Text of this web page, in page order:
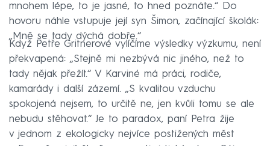
mnohem lépe, to je jasné, to hned poznáte.“ Do
hovoru náhle vstupuje její syn Šimon, začínající školák:
„Mně se tady dýchá dobře.“
Když Petře Gritnerové vylíčíme výsledky výzkumu, není
překvapená: „Stejně mi nezbývá nic jiného, než to
tady nějak přežít.“ V Karviné má práci, rodiče,
kamarády i další zázemí. „S kvalitou vzduchu
spokojená nejsem, to určitě ne, jen kvůli tomu se ale
nebudu stěhovat.“ Je to paradox, paní Petra žije
v jednom z ekologicky nejvíce postižených měst